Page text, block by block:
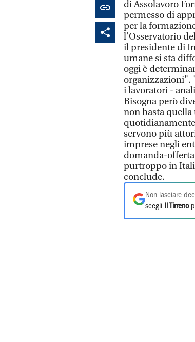
di Assolavoro
permesso di
per la
l’Osservatorio
il presidente di
umane si sta
oggi è
organizzazioni".
i lavoratori -
Bisogna però
non basta quella
servono più
imprese negli
domanda-
purtroppo in
conclude.
Non lasciare
scegli
Il Tirreno